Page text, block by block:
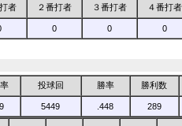
者 ２番打者 ３番打者 ４番打者
0 0 0
投球回 勝率 勝利数
5449 .448 289